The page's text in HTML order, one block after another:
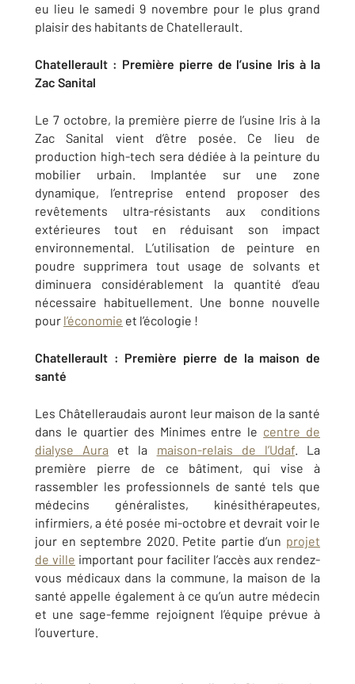
eu lieu le samedi 9 novembre pour le plus grand
plaisir des habitants de Chatellerault.
Chatellerault : Première pierre de l’usine Iris à la
Zac Sanital
Le 7 octobre, la première pierre de l’usine Iris à la
Zac Sanital vient d’être posée. Ce lieu de
production high-tech sera dédiée à la peinture du
mobilier urbain. Implantée sur une zone
dynamique, l’entreprise entend proposer des
revêtements ultra-résistants aux conditions
extérieures tout en réduisant son impact
environnemental. L’utilisation de peinture en
poudre supprimera tout usage de solvants et
diminuera considérablement la quantité d’eau
nécessaire habituellement. Une bonne nouvelle
pour l’économie et l’écologie !
Chatellerault : Première pierre de la maison de
santé
Les Châtelleraudais auront leur maison de la santé
dans le quartier des Minimes entre le centre de
dialyse Aura et la maison-relais de l’Udaf. La
première pierre de ce bâtiment, qui vise à
rassembler les professionnels de santé tels que
médecins généralistes, kinésithérapeutes,
infirmiers, a été posée mi-octobre et devrait voir le
jour en septembre 2020. Petite partie d’un projet
de ville important pour faciliter l’accès aux rendez-
vous médicaux dans la commune, la maison de la
santé appelle également à ce qu’un autre médecin
et une sage-femme rejoignent l’équipe prévue à
l’ouverture.